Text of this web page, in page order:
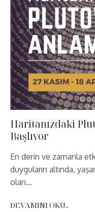
Haritanızdaki
Başlıyor
En derin ve zamanla
duyguların altında,
olan…
DEVAMINI OKU..